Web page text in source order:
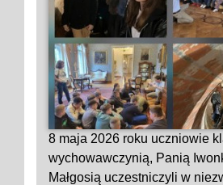
8 maja 2026 roku uczniowie
wychowawczynią, Panią
Małgosią uczestniczyli w